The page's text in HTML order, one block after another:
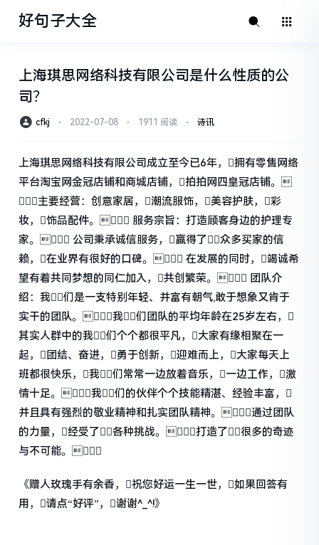
好句子大全
上海琪思网络科技有限公司是什么性质的公
司？
cfkj ⋅ 2022-07-08 ⋅ 1911 阅读 ⋅ 诗讯
上海琪思网络科技有限公司成立至今已6年，拥有零售网络
平台淘宝网金冠店铺和商城店铺，拍拍网四皇冠店铺。
主要经营：创意家居，潮流服饰，美容护肤，彩
妆，饰品配件。 服务宗旨：打造顾客身边的护理专
家。 公司秉承诚信服务，赢得了众多买家的信
赖，在业界有很好的口碑。 在发展的同时，竭诚希
望有着共同梦想的同仁加入，共创繁荣。 团队介
绍：我们是一支特别年轻、并富有朝气,敢于想象又肯于
实干的团队。我们团队的平均年龄在25岁左右，
其实人群中的我们个个都很平凡，大家有缘相聚在一
起，团结、奋进，勇于创新，迎难而上，大家每天上
班都很快乐，我们常常一边放着音乐，一边工作，激
情十足。我们的伙伴个个技能精湛、经验丰富，
并且具有强烈的敬业精神和扎实团队精神。通过团队
的力量，经受了各种挑战。打造了很多的奇迹
与不可能。
《赠人玫瑰手有余香，祝您好运一生一世，如果回答有
用，请点“好评”，谢谢^_^!》